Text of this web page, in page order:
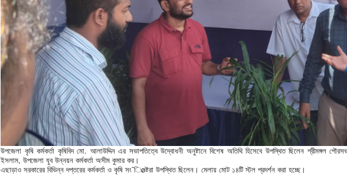
উপজেলা কৃষি কর্মকর্তা কৃষিবিদ মো. আলাউদ্দিন এর সভাপতিত্বে উদ্বোধনী অনুষ্টানে বিশেষ অতিথি হিসেবে উপস্থিত ছিলেন শ্রীমঙ্গল
ইসলাম, উপজেলা যুব উন্নয়ন কর্মকর্তা অসীম কুমার কর।
এছাড়াও সরকারের বিভিন্ন দপ্তরের কর্মকর্তা ও কৃষি সং¯িøষ্টরা উপস্থিত ছিলেন। মেলায় মোট ১৪টি স্টল প্রদর্শন করা হচ্ছে।